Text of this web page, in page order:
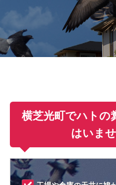
横芝光町でハトの
はいま